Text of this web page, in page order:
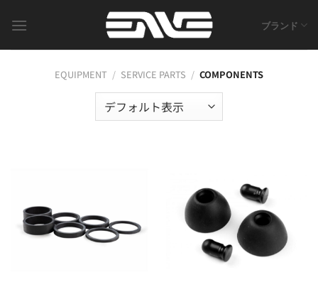
ブランド
EQUIPMENT / SERVICE PARTS / COMPONENTS